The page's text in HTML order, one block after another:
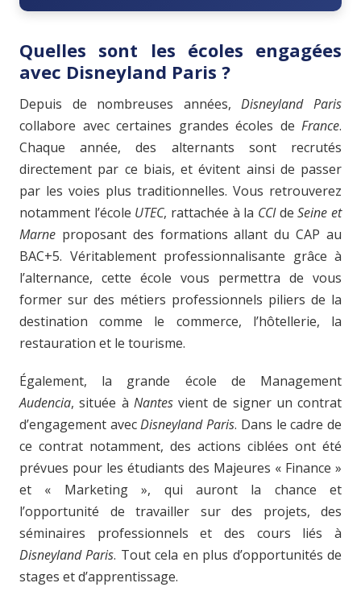
Quelles sont les écoles engagées
avec Disneyland Paris ?
Depuis de nombreuses années,Disneyland Paris
collabore avec certaines grandes écoles de France.
Chaque année, des alternants sont recrutés
directement par ce biais, et évitent ainsi de passer
par les voies plus traditionnelles. Vous retrouverez
notamment l’école UTEC, rattachée à la CCIde Seine et
Marne proposant des formations allant du CAP au
BAC+5. Véritablement professionnalisante grâce à
l’alternance, cette école vous permettra de vous
former sur des métiers professionnels piliers de la
destination comme le commerce, l’hôtellerie, la
restauration et le tourisme.
Également, la grande école de Management
Audencia, située à Nantesvient de signer un contrat
d’engagement avecDisneyland Paris. Dans le cadre de
ce contrat notamment, des actions ciblées ont été
prévues pour les étudiants des Majeures « Finance »
et « Marketing », qui auront la chance et
l’opportunité de travailler sur des projets, des
séminaires professionnels et des cours liés à
Disneyland Paris. Tout cela en plus d’opportunités de
stages et d’apprentissage.